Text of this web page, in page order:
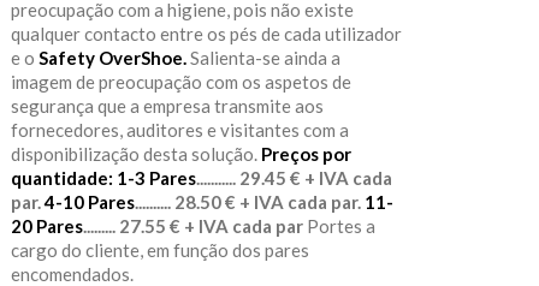
preocupação com a higiene, pois não existe
qualquer contacto entre os pés de cada utilizador
e o Safety OverShoe. Salienta-se ainda a
imagem de preocupação com os aspetos de
segurança que a empresa transmite aos
fornecedores, auditores e visitantes com a
disponibilização desta solução. Preços por
quantidade: 1-3 Pares........... 29.45 € + IVA cada
par. 4-10 Pares.......... 28.50 € + IVA cada par. 11-
20 Pares......... 27.55 € + IVA cada parPortes a
cargo do cliente, em função dos pares
encomendados.